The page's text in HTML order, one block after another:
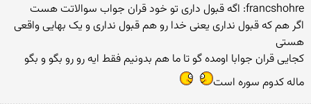
francshohre: اگه قبول داری تو خود قران جواب سوالاتت هست
اگر هم که قبول نداری یعنی خدا رو هم قبول نداری و یک بهایی واقعی
هستی
كجایی قران جوابا اومده گو تا ما هم بدونیم فقط ایه رو رو بگو و بگو
ماله كدوم سوره است